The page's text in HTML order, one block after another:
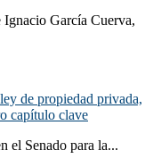
García Cuerva,
de propiedad privada,
capítulo clave
el Senado para la...